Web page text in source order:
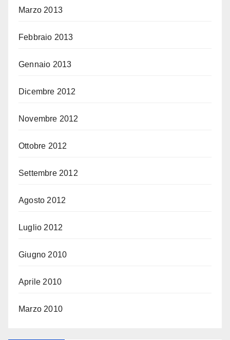
Marzo 2013
Febbraio 2013
Gennaio 2013
Dicembre 2012
Novembre 2012
Ottobre 2012
Settembre 2012
Agosto 2012
Luglio 2012
Giugno 2010
Aprile 2010
Marzo 2010